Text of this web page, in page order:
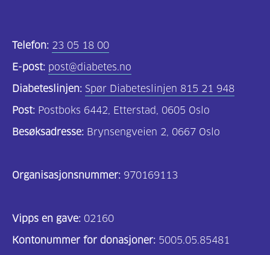
Telefon: 23 05 18 00
E-post: post@diabetes.no
Diabeteslinjen: Spør Diabeteslinjen 815 21 948
Post: Postboks 6442, Etterstad, 0605 Oslo
Besøksadresse: Brynsengveien 2, 0667 Oslo
Organisasjonsnummer: 970169113
Vipps en gave: 02160
Kontonummer for donasjoner: 5005.05.85481